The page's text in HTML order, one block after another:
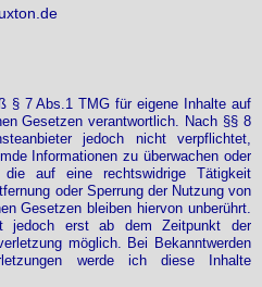
§ 7 Abs.1 TMG für eigene Inhalte auf
Gesetzen verantwortlich. Nach §§ 8
jedoch nicht verpflichtet,
Informationen zu überwachen oder
auf eine rechtswidrige Tätigkeit
oder Sperrung der Nutzung von
Gesetzen bleiben hiervon unberührt.
jedoch erst ab dem Zeitpunkt der
möglich. Bei Bekanntwerden
werde ich diese Inhalte